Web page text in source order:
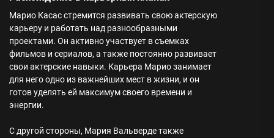
Марио Касас стремится развивать свою актерскую
карьеру и работать над разнообразными
проектами. Он активно участвует в съемках
фильмов и сериалов, а также постоянно развивает
свои актерские навыки. Карьера Марио занимает
для него одно из важнейших мест в жизни, и он
готов уделять ей максимум своего времени и
энергии.
С другой стороны, Мария Вальверде также